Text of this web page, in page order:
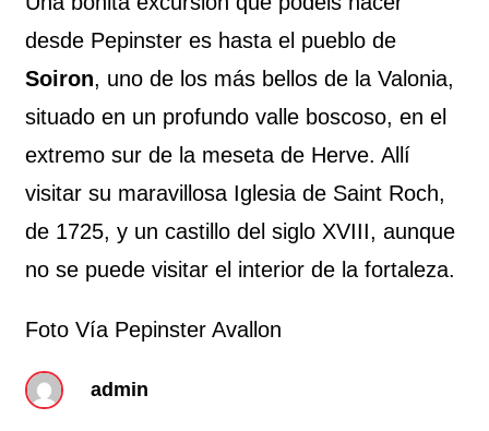
desde Pepinster es hasta el pueblo de
Soiron, uno de los más bellos de la Valonia,
situado en un profundo valle boscoso, en el
extremo sur de la meseta de Herve. Allí
visitar su maravillosa Iglesia de Saint Roch,
de 1725, y un castillo del siglo XVIII, aunque
no se puede visitar el interior de la fortaleza.
Foto Vía Pepinster Avallon
admin